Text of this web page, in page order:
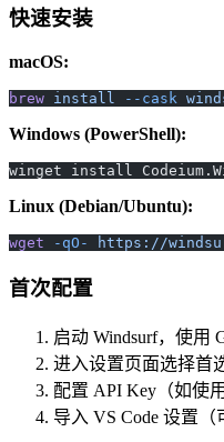
快速安装
macOS:
brew install --cask
Windows (PowerShell):
winget install
Linux (Debian/Ubuntu):
wget -qO- https://
首次配置
启动 Windsurf，使用
进入设置页面选择首
配置 API Key（如使用
导入 VS Code 设置（